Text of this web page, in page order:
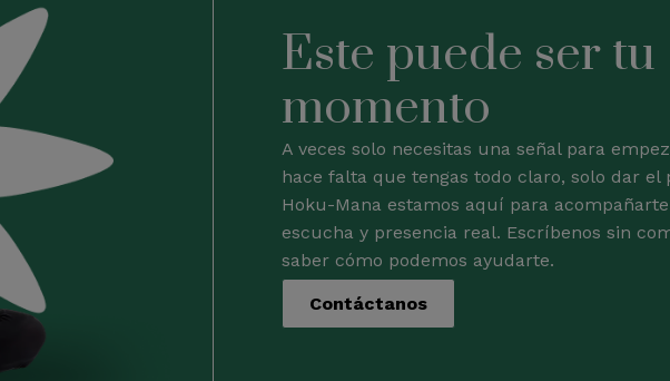
Este puede ser tu
momento
A veces solo necesitas una señal para
hace falta que tengas todo claro, solo dar el
Hoku-Mana estamos aquí para
escucha y presencia real. Escríbenos sin
saber cómo podemos ayudarte.
Contáctanos